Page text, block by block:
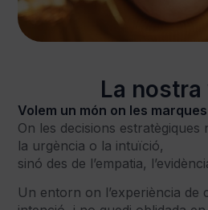
La
Volem un món on les
On les decisions estratègiques
la urgència o la intuïció,
sinó des de l’empatia,
Un entorn on l’experiència de